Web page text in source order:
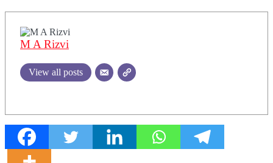
M A Rizvi
View all posts